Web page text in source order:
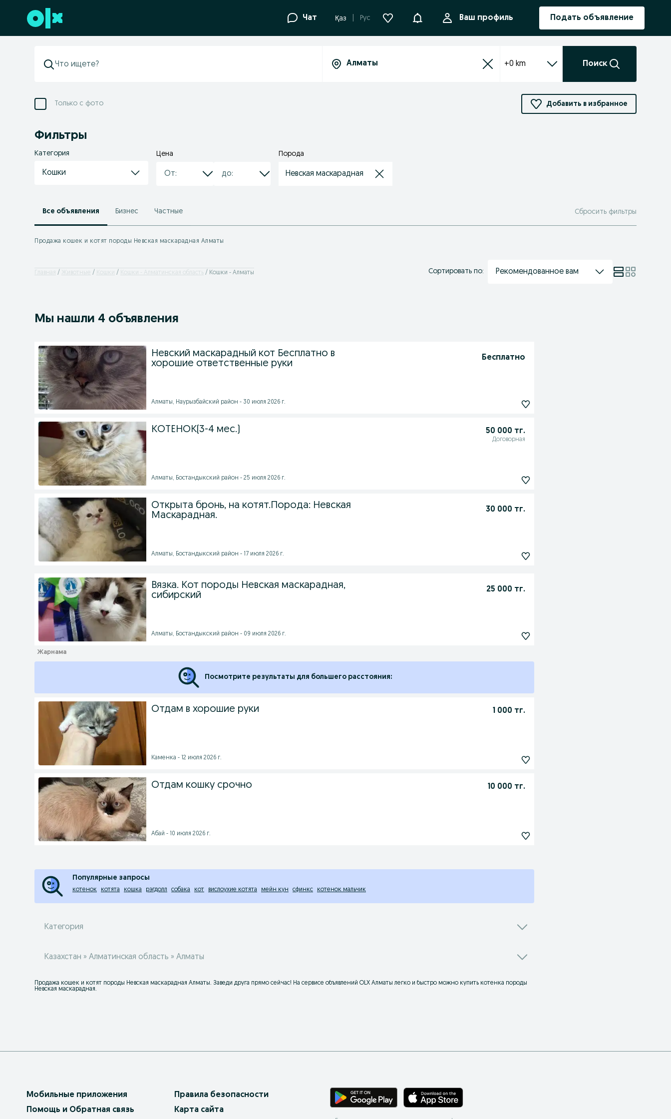
Перейти к нижнему колонтитулу Чат Қаз Рус УведомленияВаш профиль Подать объявление
+0 km Поиск
Только с фото Добавить в избранное
Фильтры
Категория
Кошки
Цена Порода
Невская маскарадная
Все объявления Бизнес Частные Сбросить фильтры
Продажа кошек и котят породы Невская маскарадная Алматы
Главная Животные Кошки Кошки - Алматинская область Кошки - Алматы Сортировать по: Рекомендованное вам
Мы нашли 4 объявления
Невский маскарадный кот Бесплатно в
хорошие ответственные руки
Бесплатно
Алматы, Наурызбайский район - 30 июля 2026 г.
КОТЕНОК(3-4 мес.) 50 000 тг.
Договорная
Алматы, Бостандыкский район - 25 июля 2026 г.
Открыта бронь, на котят.Порода: Невская
Маскарадная.
30 000 тг.
Алматы, Бостандыкский район - 17 июля 2026 г.
Вязка. Кот породы Невская маскарадная,
сибирский
25 000 тг.
Алматы, Бостандыкский район - 09 июля 2026 г.
Посмотрите результаты для большего расстояния:
Отдам в хорошие руки 1 000 тг.
Каменка - 12 июля 2026 г.
Отдам кошку срочно 10 000 тг.
Абай - 10 июля 2026 г.
Популярные запросы
котенок котята кошка рэгдолл собака кот вислоухие котята мейн кун сфинкс котенок мальчик
Категория
Казахстан » Алматинская область » Алматы
Продажа кошек и котят породы Невская маскарадная Алматы. Заведи друга прямо сейчас! На сервисе объявлений OLX Алматы легко и быстро можно купить котенка породы
Невская маскарадная.
Мобильные приложения
Помощь и Обратная связь
Правила безопасности
Карта сайта